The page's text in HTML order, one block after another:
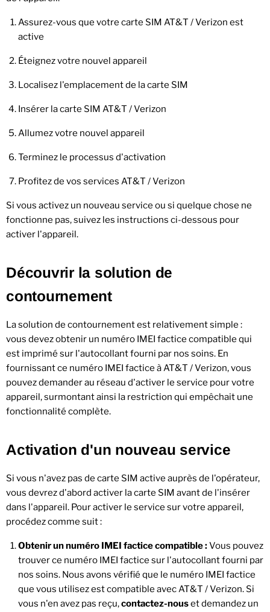
Assurez-vous que votre carte SIM AT&T / Verizon est
active
Éteignez votre nouvel appareil
Localisez l'emplacement de la carte SIM
Insérer la carte SIM AT&T / Verizon
Allumez votre nouvel appareil
Terminez le processus d'activation
Profitez de vos services AT&T / Verizon
Si vous activez un nouveau service ou si quelque chose ne
fonctionne pas, suivez les instructions ci-dessous pour
activer l'appareil.
Découvrir la solution de
contournement
La solution de contournement est relativement simple :
vous devez obtenir un numéro IMEI factice compatible qui
est imprimé sur l'autocollant fourni par nos soins. En
fournissant ce numéro IMEI factice à AT&T / Verizon, vous
pouvez demander au réseau d'activer le service pour votre
appareil, surmontant ainsi la restriction qui empêchait une
fonctionnalité complète.
Activation d'un nouveau service
Si vous n'avez pas de carte SIM active auprès de l'opérateur,
vous devrez d'abord activer la carte SIM avant de l'insérer
dans l'appareil. Pour activer le service sur votre appareil,
procédez comme suit :
Obtenir un numéro IMEI factice compatible :Vous pouvez
trouver ce numéro IMEI factice sur l'autocollant fourni par
nos soins. Nous avons vérifié que le numéro IMEI factice
que vous utilisez est compatible avec AT&T / Verizon. Si
vous n'en avez pas reçu,contactez-nouset demandez un